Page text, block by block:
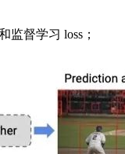
监督学习 loss；